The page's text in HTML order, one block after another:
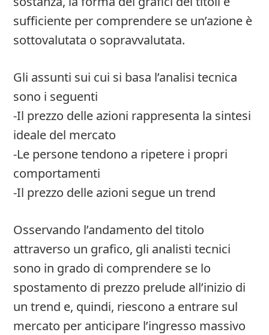
sufficiente per comprendere se un’azione è
sottovalutata o sopravvalutata.
Gli assunti sui cui si basa l’analisi tecnica
sono i seguenti
-Il prezzo delle azioni rappresenta la sintesi
ideale del mercato
-Le persone tendono a ripetere i propri
comportamenti
-Il prezzo delle azioni segue un trend
Osservando l’andamento del titolo
attraverso un grafico, gli analisti tecnici
sono in grado di comprendere se lo
spostamento di prezzo prelude all’inizio di
un trend e, quindi, riescono a entrare sul
mercato per anticipare l’ingresso massivo